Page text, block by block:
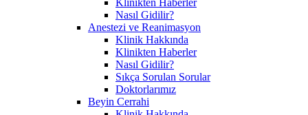
Nasıl Gidilir?
Anestezi ve Reanimasyon
Klinik Hakkında
Klinikten Haberler
Nasıl Gidilir?
Sıkça Sorulan Sorular
Doktorlarımız
Beyin Cerrahi